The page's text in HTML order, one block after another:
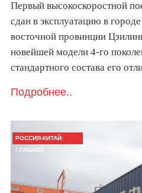
Первый высокоскоростной
сдан в эксплуатацию в
восточной провинции
новейшей модели 4-го
стандартного состава его
Подробнее..
РОССИЯ-КИТАЙ:
ГЛАВНОЕ